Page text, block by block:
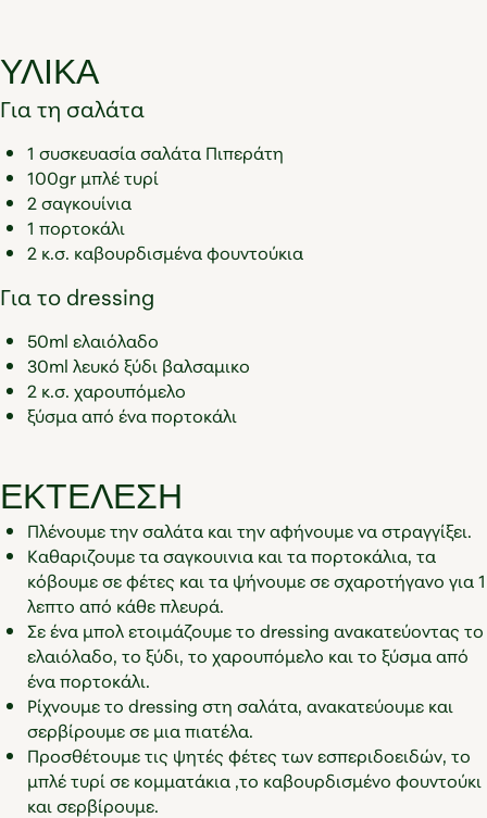
ΥΛΙΚΑ
Για τη σαλάτα
1 συσκευασία σαλάτα Πιπεράτη
100gr μπλέ τυρί
2 σαγκουίνια
1 πορτοκάλι
2 κ.σ. καβουρδισμένα φουντούκια
Για το dressing
50ml ελαιόλαδο
30ml λευκό ξύδι βαλσαμικο
2 κ.σ. χαρουπόμελο
ξύσμα από ένα πορτοκάλι
ΕΚΤΕΛΕΣΗ
Πλένουμε την σαλάτα και την αφήνουμε να στραγγίξει.
Καθαριζουμε τα σαγκουινια και τα πορτοκάλια, τα
κόβουμε σε φέτες και τα ψήνουμε σε σχαροτήγανο για 1
λεπτο από κάθε πλευρά.
Σε ένα μπολ ετοιμάζουμε το dressing ανακατεύοντας το
ελαιόλαδο, το ξύδι, το χαρουπόμελο και το ξύσμα από
ένα πορτοκάλι.
Ρίχνουμε το dressing στη σαλάτα, ανακατεύουμε και
σερβίρουμε σε μια πιατέλα.
Προσθέτουμε τις ψητές φέτες των εσπεριδοειδών, το
μπλέ τυρί σε κομματάκια ,το καβουρδισμένο φουντούκι
και σερβίρουμε.